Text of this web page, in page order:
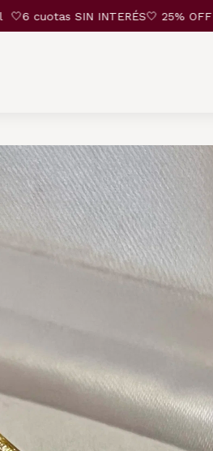
cuotas SIN INTERÉS🤍 25% OFF